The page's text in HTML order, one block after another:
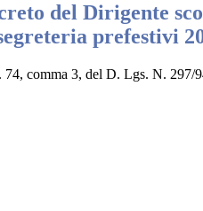
del Dirigente
prefestivi
comma 3, del D. Lgs. N. 297/